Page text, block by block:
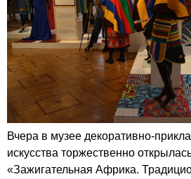
Вчера в музее декоративно-
искусства торжественно
«Зажигательная Африка.